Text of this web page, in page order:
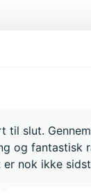
slut.
og
nok ikke